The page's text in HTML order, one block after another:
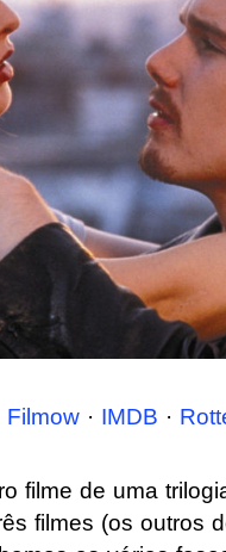
Filmow· IMDB ·
filme de uma
filmes (os outros